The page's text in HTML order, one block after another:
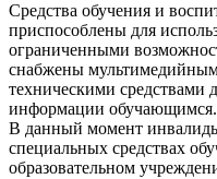
Средства обучения и
приспособлены для
ограниченными
снабжены
техническими средствами
информации обучающимся.
В данный момент
специальных средствах
образовательном